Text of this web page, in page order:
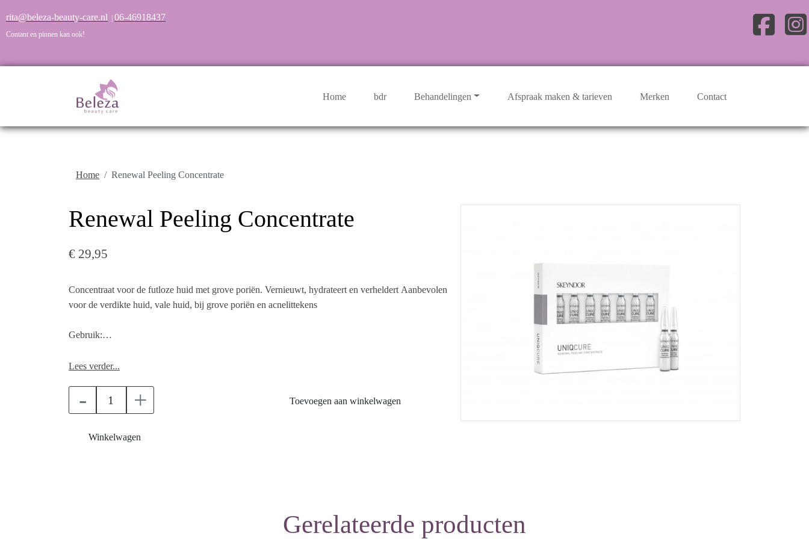
rita@beleza-beauty-care.nl 06-46918437
Contant en pinnen kan ook!
Home bdr Behandelingen Afspraak maken & tarieven Merken Contact
Home Renewal Peeling Concentrate
Renewal Peeling Concentrate
€ 29,95
Concentraat voor de futloze huid met grove poriën. Vernieuwt, hydrateert en verheldert Aanbevolen
voor de verdikte huid, vale huid, bij grove poriën en acnelittekens
Gebruik:
Na het reinigen van de huid in de avond een ampul inmasseren. Deze kan nog een beetje plakkerig
Lees verder...
- + Toevoegen aan winkelwagen
Winkelwagen
Gerelateerde producten